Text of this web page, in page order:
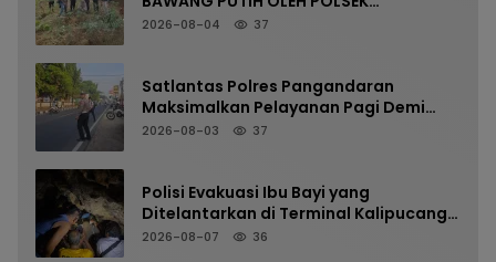
LANGKAPLANCAR DUKUNG PROGRAM
2026-08-04 37
Satlantas Polres Pangandaran
Maksimalkan Pelayanan Pagi Demi
Kelancaran Arus Kendaraan
2026-08-03 37
Polisi Evakuasi Ibu Bayi yang
Ditelantarkan di Terminal Kalipucang
dari Dalam Goa
2026-08-07 36